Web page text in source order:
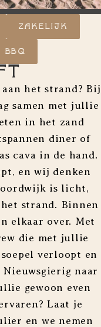
ZAKELIJK
BBQ
het strand? Bij
samen met jullie
in het zand
diner of
cava in de hand.
en wij denken
is licht,
strand. Binnen
elkaar over. Met
die met jullie
verloopt en
naar
gewoon even
Laat je
en we nemen